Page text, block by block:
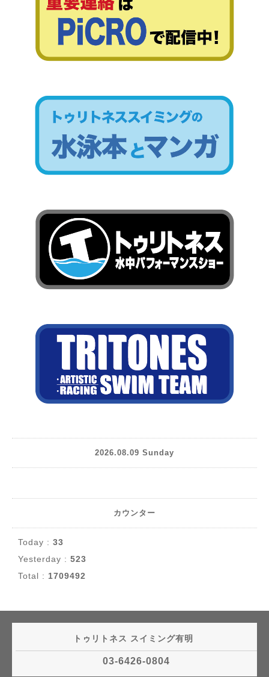
2026.08.09 Sunday
カウンター
Today : 33
Yesterday : 523
Total : 1709492
トゥリトネス スイミング有明
03-6426-0804